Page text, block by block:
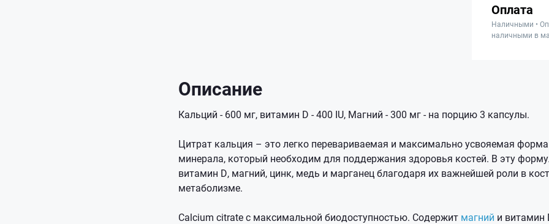
Оплата
Наличными •
наличными в
Описание
Кальций - 600 мг, витамин D - 400 IU, Магний - 300 мг - на порцию 3 капсулы.
Цитрат кальция – это легко перевариваемая и максимально усвояемая
минерала, который необходим для поддержания здоровья костей. В эту
витамин D, магний, цинк, медь и марганец благодаря их важнейшей роли в
метаболизме.
Calcium citrate с максимальной биодоступностью. Содержит магний и